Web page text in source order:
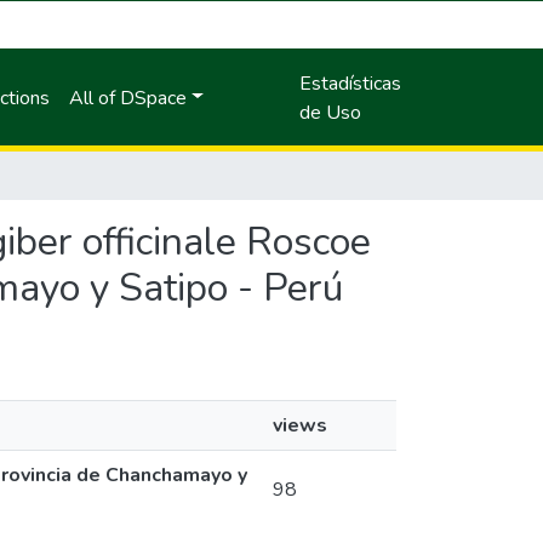
All of DSpace
Estadísticas
de Uso
officinale Roscoe
y Satipo - Perú
views
de Chanchamayo y
98